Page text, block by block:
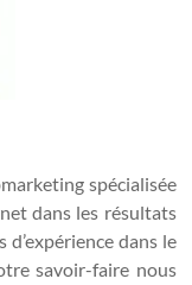
spécialisée
dans les résultats
dans le
savoir-faire nous